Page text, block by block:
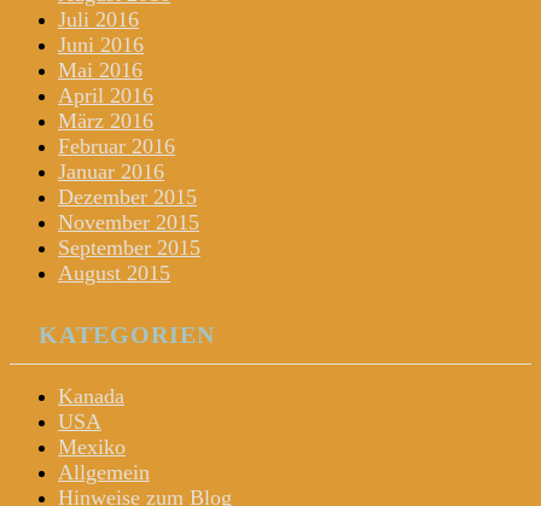
Juli 2016
Juni 2016
Mai 2016
April 2016
März 2016
Februar 2016
Januar 2016
Dezember 2015
November 2015
September 2015
August 2015
KATEGORIEN
Kanada
USA
Mexiko
Allgemein
Hinweise zum Blog